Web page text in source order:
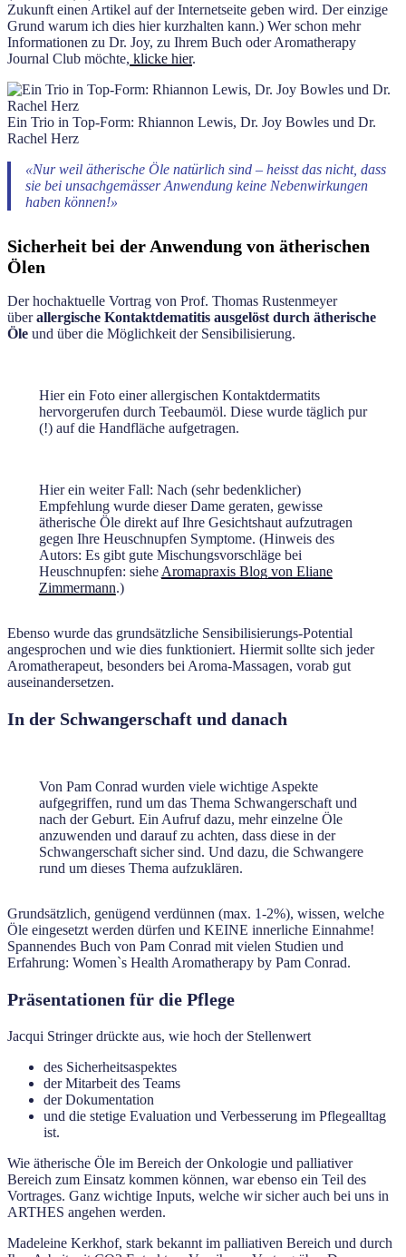
Zukunft einen Artikel auf der Internetseite geben wird. Der einzige
Grund warum ich dies hier kurzhalten kann.) Wer schon mehr
Informationen zu Dr. Joy, zu Ihrem Buch oder Aromatherapy
Journal Club möchte, klicke hier.
Ein Trio in Top-Form: Rhiannon Lewis, Dr. Joy Bowles und Dr.
Rachel Herz
«Nur weil ätherische Öle natürlich sind – heisst das nicht, dass
sie bei unsachgemässer Anwendung keine Nebenwirkungen
haben können!»
Sicherheit bei der Anwendung von ätherischen
Ölen
Der hochaktuelle Vortrag von Prof. Thomas Rustenmeyer
überallergische Kontaktdematitis ausgelöst durch ätherische
Öle und über die Möglichkeit der Sensibilisierung.
Hier ein Foto einer allergischen Kontaktdermatits
hervorgerufen durch Teebaumöl. Diese wurde täglich pur
(!) auf die Handfläche aufgetragen.
Hier ein weiter Fall: Nach (sehr bedenklicher)
Empfehlung wurde dieser Dame geraten, gewisse
ätherische Öle direkt auf Ihre Gesichtshaut aufzutragen
gegen Ihre Heuschnupfen Symptome. (Hinweis des
Autors: Es gibt gute Mischungsvorschläge bei
Heuschnupfen: siehe Aromapraxis Blog von Eliane
Zimmermann.)
Ebenso wurde das grundsätzliche Sensibilisierungs-Potential
angesprochen und wie dies funktioniert. Hiermit sollte sich jeder
Aromatherapeut, besonders bei Aroma-Massagen, vorab gut
auseinandersetzen.
In der Schwangerschaft und danach
Von Pam Conrad wurden viele wichtige Aspekte
aufgegriffen, rund um das Thema Schwangerschaft und
nach der Geburt. Ein Aufruf dazu, mehr einzelne Öle
anzuwenden und darauf zu achten, dass diese in der
Schwangerschaft sicher sind. Und dazu, die Schwangere
rund um dieses Thema aufzuklären.
Grundsätzlich, genügend verdünnen (max. 1-2%), wissen, welche
Öle eingesetzt werden dürfen und KEINE innerliche Einnahme!
Spannendes Buch von Pam Conrad mit vielen Studien und
Erfahrung: Women`s Health Aromatherapy by Pam Conrad.
Präsentationen für die Pflege
Jacqui Stringer drückte aus, wie hoch der Stellenwert
des Sicherheitsaspektes
der Mitarbeit des Teams
der Dokumentation
und die stetige Evaluation und Verbesserung im Pflegealltag
ist.
Wie ätherische Öle im Bereich der Onkologie und palliativer
Bereich zum Einsatz kommen können, war ebenso ein Teil des
Vortrages. Ganz wichtige Inputs, welche wir sicher auch bei uns in
ARTHES angehen werden.
Madeleine Kerkhof, stark bekannt im palliativen Bereich und durch